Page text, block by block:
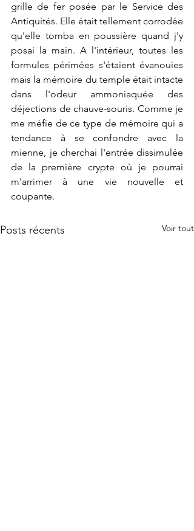
grille de fer posée par le Service des
Antiquités. Elle était tellement corrodée
qu'elle tomba en poussière quand j'y
posai la main. A l'intérieur, toutes les
formules périmées s'étaient évanouies
mais la mémoire du temple était intacte
dans l'odeur ammoniaquée des
déjections de chauve-souris. Comme je
me méfie de ce type de mémoire qui a
tendance à se confondre avec la
mienne, je cherchai l'entrée dissimulée
de la première crypte où je pourrai
m'arrimer à une vie nouvelle et
coupante.
Posts récents Voir tout